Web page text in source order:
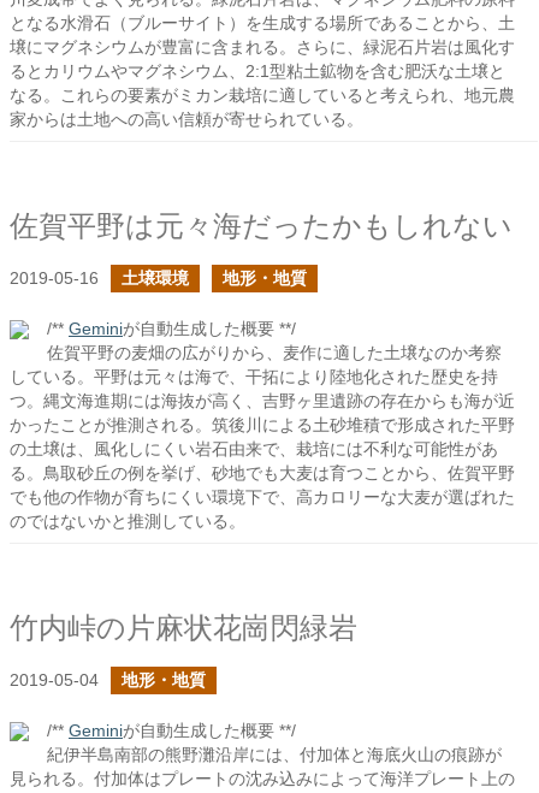
となる水滑石（ブルーサイト）を生成する場所であることから、土
壌にマグネシウムが豊富に含まれる。さらに、緑泥石片岩は風化す
るとカリウムやマグネシウム、2:1型粘土鉱物を含む肥沃な土壌と
なる。これらの要素がミカン栽培に適していると考えられ、地元農
家からは土地への高い信頼が寄せられている。
佐賀平野は元々海だったかもしれない
2019-05-16 土壌環境 地形・地質
/** Geminiが自動生成した概要 **/
佐賀平野の麦畑の広がりから、麦作に適した土壌なのか考察
している。平野は元々は海で、干拓により陸地化された歴史を持
つ。縄文海進期には海抜が高く、吉野ヶ里遺跡の存在からも海が近
かったことが推測される。筑後川による土砂堆積で形成された平野
の土壌は、風化しにくい岩石由来で、栽培には不利な可能性があ
る。鳥取砂丘の例を挙げ、砂地でも大麦は育つことから、佐賀平野
でも他の作物が育ちにくい環境下で、高カロリーな大麦が選ばれた
のではないかと推測している。
竹内峠の片麻状花崗閃緑岩
2019-05-04 地形・地質
/** Geminiが自動生成した概要 **/
紀伊半島南部の熊野灘沿岸には、付加体と海底火山の痕跡が
見られる。付加体はプレートの沈み込みによって海洋プレート上の